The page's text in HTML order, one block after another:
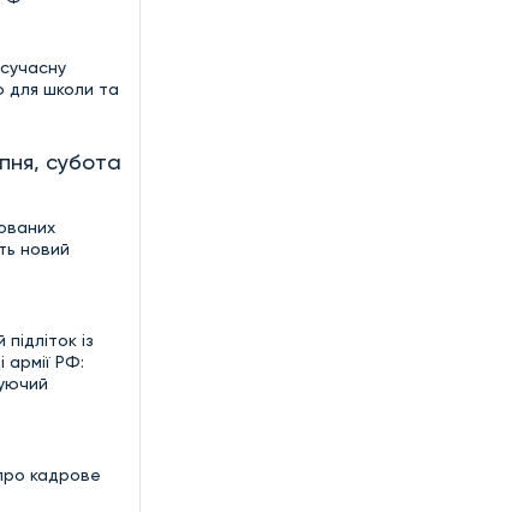
для школи та
субота
новий
із
армії РФ:
кадрове